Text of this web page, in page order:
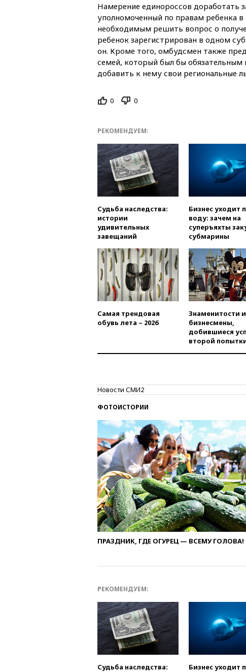
Намерение единороссов доработать
уполномоченный по правам ребенка
необходимым решить вопрос о
ребенок зарегистрирован в одном
он. Кроме того, омбудсмен также
семей, который был бы
добавить к нему свои региональные
0 0
РЕКОМЕНДУЕМ:
Судьба наследства:
истории
удивительных
завещаний
Бизнес уходит
воду: зачем на
суперъяхты
субмарины
Самая трендовая
обувь лета – 2026
Знаменитости и
бизнесмены,
добившиеся
второй
Новости СМИ2
ФОТОИСТОРИИ
ПРАЗДНИК, ГДЕ ОГУРЕЦ — ВСЕМУ ГОЛОВА!
РЕКОМЕНДУЕМ:
Судьба наследства:
Бизнес уходит